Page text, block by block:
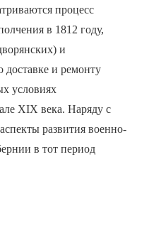
процесс
в 1812 году,
и
доставке и ремонту
условиях
XIX века. Наряду с
развития военно-
в тот период